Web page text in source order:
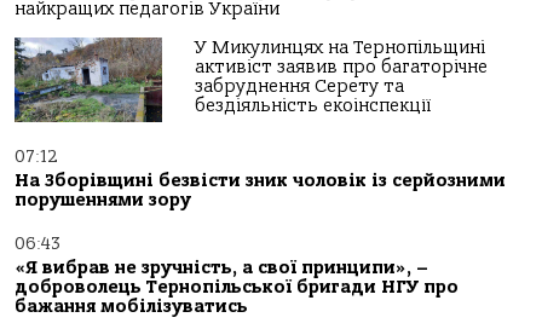
найкращих педагогів України
У Микулинцях на Тернопільщині
активіст заявив про багаторічне
забруднення Серету та
бездіяльність екоінспекції
07:12
На Зборівщині безвісти зник чоловік із серйозними
порушеннями зору
06:43
«Я вибрав не зручність, а свої принципи», –
доброволець Тернопільської бригади НГУ про
бажання мобілізуватись